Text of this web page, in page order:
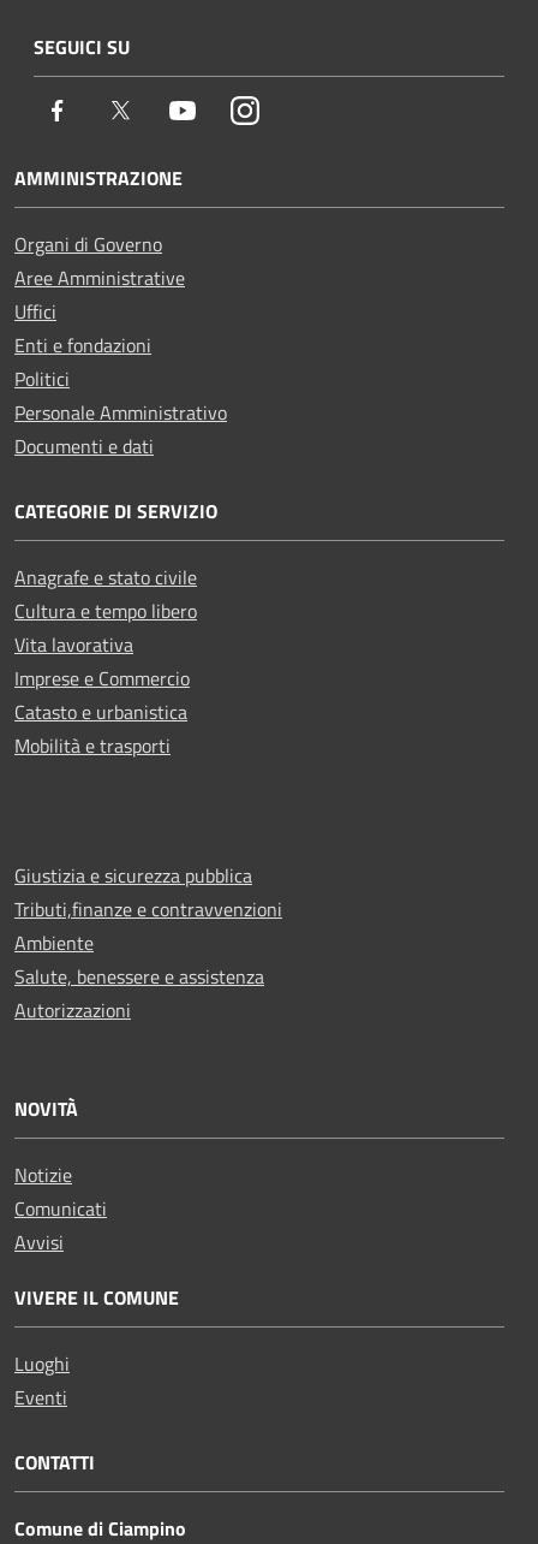
SEGUICI SU
Facebook Twitter YoutubeInstagram
AMMINISTRAZIONE
Organi di Governo
Aree Amministrative
Uffici
Enti e fondazioni
Politici
Personale Amministrativo
Documenti e dati
CATEGORIE DI SERVIZIO
Anagrafe e stato civile
Cultura e tempo libero
Vita lavorativa
Imprese e Commercio
Catasto e urbanistica
Mobilità e trasporti
Giustizia e sicurezza pubblica
Tributi,finanze e contravvenzioni
Ambiente
Salute, benessere e assistenza
Autorizzazioni
NOVITÀ
Notizie
Comunicati
Avvisi
VIVERE IL COMUNE
Luoghi
Eventi
CONTATTI
Comune di Ciampino